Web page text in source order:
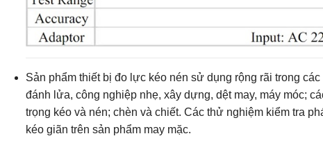
Sản phẩm thiết bị đo lực kéo nén sử dụng rộng rãi trong
đánh lửa, công nghiệp nhẹ, xây dựng, dệt may, máy móc;
trọng kéo và nén; chèn và chiết. Các thử nghiệm kiểm tra
kéo giãn trên sản phẩm may mặc.